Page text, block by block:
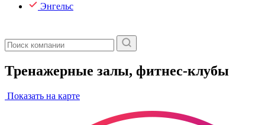
Энгельс
Тренажерные залы, фитнес-клубы
Показать на карте